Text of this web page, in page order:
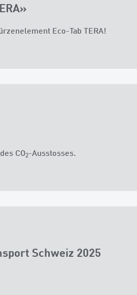
Eco-Tab TERA!
CO2-Ausstosses.
Schweiz 2025